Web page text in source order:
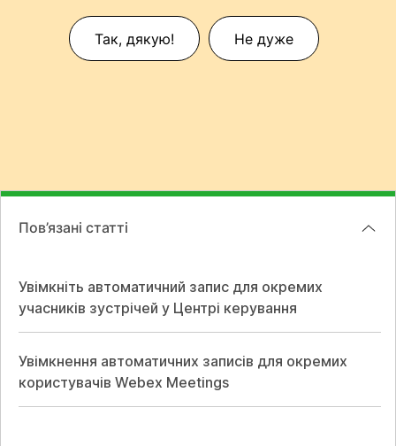
Так, дякую! Не дуже
Пов’язані статті
Увімкніть автоматичний запис для окремих
учасників зустрічей у Центрі керування
Увімкнення автоматичних записів для окремих
користувачів Webex Meetings